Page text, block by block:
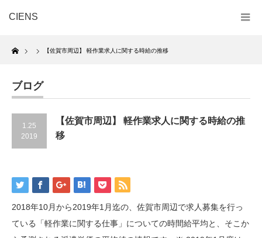
CIENS
Home
【佐賀市周辺】 軽作業求人に関する時給の推移
ブログ
1.25
2019
【佐賀市周辺】 軽作業求人に関する時給の推
移
2018年10月から2019年1月迄の、佐賀市周辺で求人募集を行っ
ている「軽作業に関する仕事」についての時間給平均と、そこか